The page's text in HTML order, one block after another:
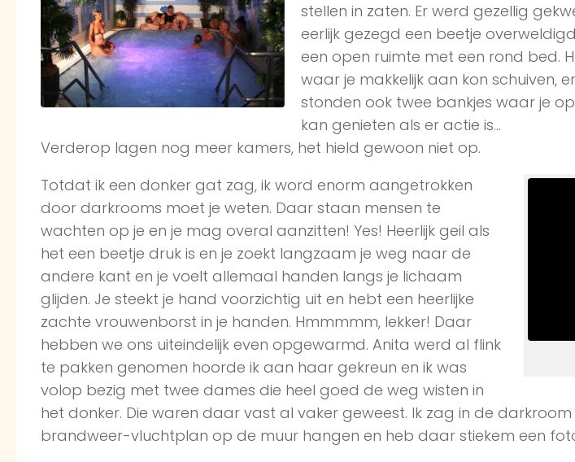
stellen in zaten. Er werd gezellig
eerlijk gezegd een beetje
een open ruimte met een rond bed.
waar je makkelijk aan kon schuiven,
stonden ook twee bankjes waar je
kan genieten als er actie is…
Verderop lagen nog meer kamers, het hield gewoon niet op.
Totdat ik een donker gat zag, ik word enorm aangetrokken
door darkrooms moet je weten. Daar staan mensen te
wachten op je en je mag overal aanzitten! Yes! Heerlijk geil als
het een beetje druk is en je zoekt langzaam je weg naar de
andere kant en je voelt allemaal handen langs je lichaam
glijden. Je steekt je hand voorzichtig uit en hebt een heerlijke
zachte vrouwenborst in je handen. Hmmmmm, lekker! Daar
hebben we ons uiteindelijk even opgewarmd. Anita werd al flink
te pakken genomen hoorde ik aan haar gekreun en ik was
volop bezig met twee dames die heel goed de weg wisten in
het donker. Die waren daar vast al vaker geweest. Ik zag in de
brandweer-vluchtplan op de muur hangen en heb daar stiekem een